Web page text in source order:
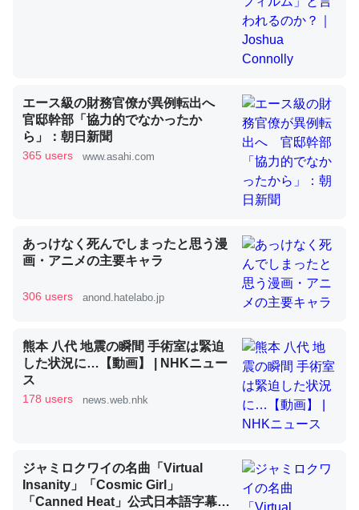
─ニュース :: 【研究発表】昆虫学の大問題＝「昆虫はなぜ海にいな
いのか」に関する新仮説
利だから両方が拮抗してるのでは」とあって面白い。海に
いる鋏角類（カブトガニ・ウミグモ）はカルシウムを使わ
ずキチンを強化してる筈だが、酵素が違うのか？
─ニュース :: 【研究発表】昆虫学の大問題＝「昆虫はなぜ海にいな
これを元に考えるとカルシウムを大量に使う脊椎動物と貝
ジになったり努力してるし。
─ニュース :: 【研究発表】昆虫学の大問題＝「昆虫はなぜ海にいな
いのか」に関する新仮説
エース級の財務官僚が異例転出へ
官邸幹部「協力的でなかったか
ら」：朝日新聞
365 users www.asahi.com
あっけなく死んでしまったと思う漫
画・アニメの主要キャラ
306 users anond.hatelabo.jp
熊本 八代 地震の瞬間 手術室は緊迫
した状況に…【動画】 | NHKニュー
ス
178 users news.web.nhk
ジャミロクワイの名曲「Virtual
Insanity」「Cosmic Girl」
「Canned Heat」公式日本語字幕付